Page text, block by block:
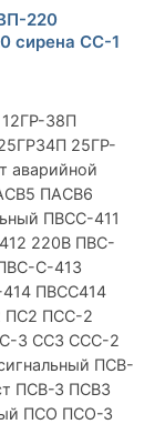
220
сирена СС-1
38П
25ГР-
аварийной
ПАСВ6
ПВСС-411
220В ПВС-
С-413
ПВСС414
ПС2 ПСС-2
3 СС3 ССС-2
ПСВ-
ПСВ-З ПСВЗ
ПСО ПСО-З